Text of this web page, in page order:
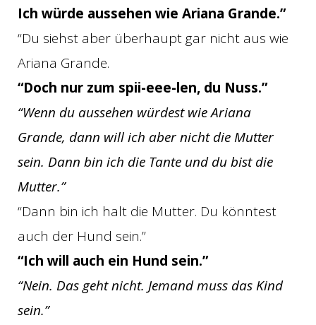
Ich würde aussehen wie Ariana Grande.”
“Du siehst aber überhaupt gar nicht aus wie
Ariana Grande.
“Doch nur zum spii-eee-len, du Nuss.”
“Wenn du aussehen würdest wie Ariana
Grande, dann will ich aber nicht die Mutter
sein. Dann bin ich die Tante und du bist die
Mutter.”
“Dann bin ich halt die Mutter. Du könntest
auch der Hund sein.”
“Ich will auch ein Hund sein.”
“Nein. Das geht nicht. Jemand muss das Kind
sein.”